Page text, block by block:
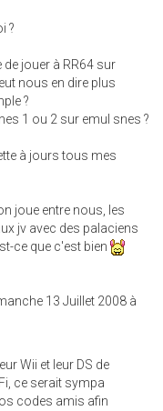
?
jouer à RR64 sur
nous en dire plus
?
1 ou 2 sur emul snes ?
à jours tous mes
joue entre nous, les
jv avec des palaciens
ce que c'est bien
13 Juillet 2008 à
Wii et leur DS de
ce serait sympa
codes amis afin